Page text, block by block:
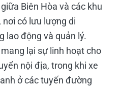
Biên Hòa và các khu
có lưu lượng di
lao động và quản lý.
lại sự linh hoạt cho
nội địa, trong khi xe
ở các tuyến đường